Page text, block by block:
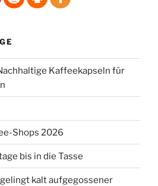
Kaffeekapseln für
Shops 2026
bis in die Tasse
kalt aufgegossener